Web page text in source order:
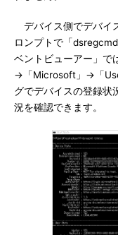
デバイス側でデバイ
ロンプトで「
ベントビューアー」で
→「Microsoft」→「
グでデバイスの登録状
況を確認できます。